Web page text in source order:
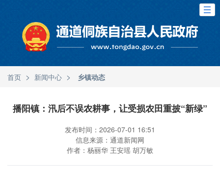
首页 > 新闻中心 > 乡镇动态
播阳镇：汛后不误农耕事，让受损农田重披“新绿”
发布时间：2026-07-01 16:51
信息来源：通道新闻网
作者：杨丽华 王安瑶 胡万敏